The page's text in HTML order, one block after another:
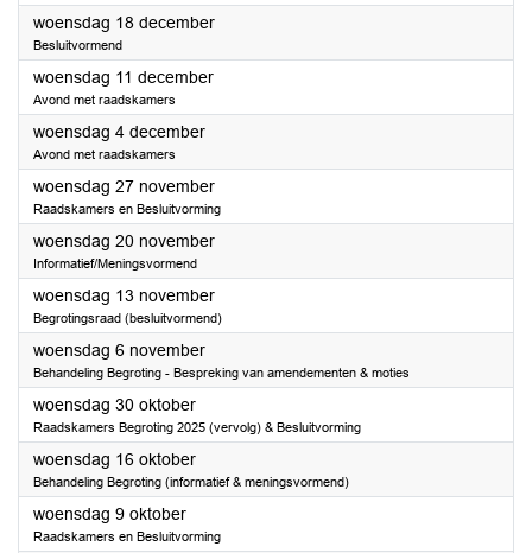
woensdag 18 december2024
Besluitvormend
woensdag 11 december2024
Avond met raadskamers
woensdag 4 december2024
Avond met raadskamers
woensdag 27 november2024
Raadskamers en Besluitvorming
woensdag 20 november2024
Informatief/Meningsvormend
woensdag 13 november2024
Begrotingsraad (besluitvormend)
woensdag 6 november2024
Behandeling Begroting - Bespreking van amendementen & moties
woensdag 30 oktober2024
Raadskamers Begroting 2025 (vervolg) & Besluitvorming
woensdag 16 oktober2024
Behandeling Begroting (informatief & meningsvormend)
woensdag 9 oktober2024
Raadskamers en Besluitvorming